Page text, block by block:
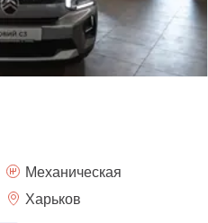
Механическая
Харьков